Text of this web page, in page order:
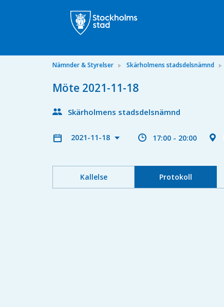
Nämnder & Styrelser Skärholmens stadsdelsnämnd
Möte 2021-11-18
Skärholmens stadsdelsnämnd
2021-11-18 17:00 - 20:00
Kallelse Protokoll